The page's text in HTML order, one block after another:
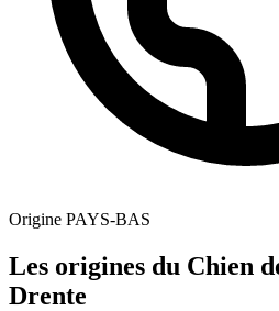
Origine PAYS-BAS
Les origines du Chien
Drente